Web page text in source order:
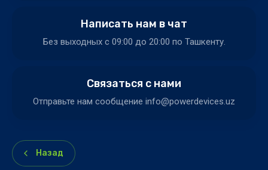
Написать нам в чат
Без выходных c 09:00 до 20:00 по Ташкенту.
Связаться с нами
Отправьте нам сообщение info@powerdevices.uz
Назад